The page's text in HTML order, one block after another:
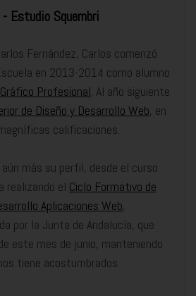
Estudio Squembri
Fernández, Carlos comenzó
en 2013-2014 como alumno
Profesional. Al año siguiente
de Diseño y Desarrollo Web, en
calificaciones.
más su perfil, desde el curso
realizando el Ciclo Formativo de
Aplicaciones Web,
por la Junta de Andalucía, que
este mes de junio, manteniendo
tiene acostumbrados.